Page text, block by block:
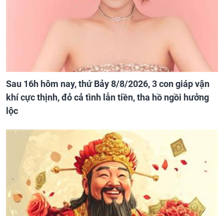
Sau 16h hôm nay, thứ Bảy 8/8/2026, 3 con giáp vận
khí cực thịnh, đỏ cả tình lẫn tiền, tha hồ ngồi hưởng
lộc